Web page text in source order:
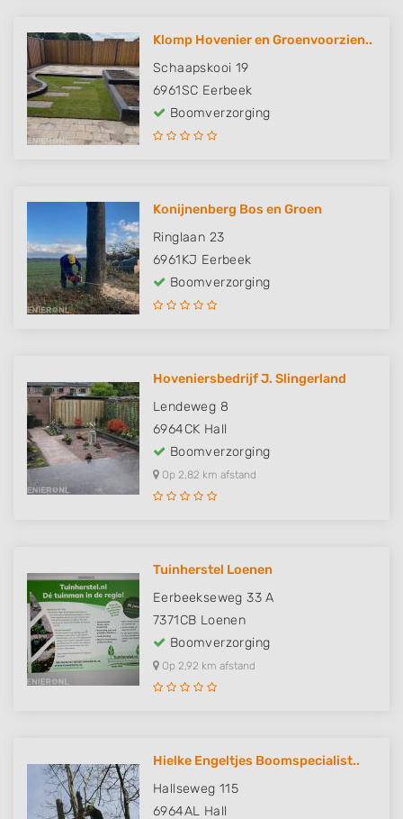
Klomp Hovenier en Groenvoorzien..
Schaapskooi 19
6961SC Eerbeek
Boomverzorging
Konijnenberg Bos en Groen
Ringlaan 23
6961KJ Eerbeek
Boomverzorging
Hoveniersbedrijf J. Slingerland
Lendeweg 8
6964CK Hall
Boomverzorging
Op 2,82 km afstand
Tuinherstel Loenen
Eerbeekseweg 33 A
7371CB Loenen
Boomverzorging
Op 2,92 km afstand
Hielke Engeltjes Boomspecialist..
Hallseweg 115
6964AL Hall